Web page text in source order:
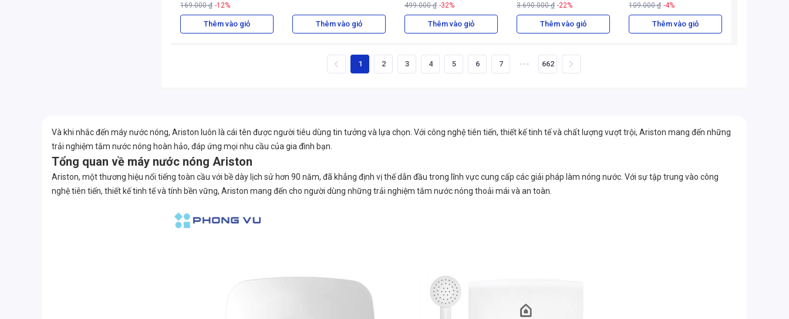
169.000 ₫ -12%
Thêm vào giỏ Thêm vào giỏ
499.000 ₫ -32%
Thêm vào giỏ
0 ₫
3.690.000 ₫ -22%
Thêm vào giỏ
109.000 ₫ -4%
Thêm vào giỏ
1 2 3 4 5 6 7 662
Và khi nhắc đến máy nước nóng, Ariston luôn là cái tên được người tiêu dùng tin tưởng và lựa chọn. Với công nghệ tiên tiến, thiết kế tinh tế và chất lượng vượt trội, Ariston mang đến những
trải nghiệm tắm nước nóng hoàn hảo, đáp ứng mọi nhu cầu của gia đình bạn.
Tổng quan về máy nước nóng Ariston
Ariston, một thương hiệu nổi tiếng toàn cầu với bề dày lịch sử hơn 90 năm, đã khẳng định vị thế dẫn đầu trong lĩnh vực cung cấp các giải pháp làm nóng nước. Với sự tập trung vào công
nghệ tiên tiến, thiết kế tinh tế và tính bền vững, Ariston mang đến cho người dùng những trải nghiệm tắm nước nóng thoải mái và an toàn.